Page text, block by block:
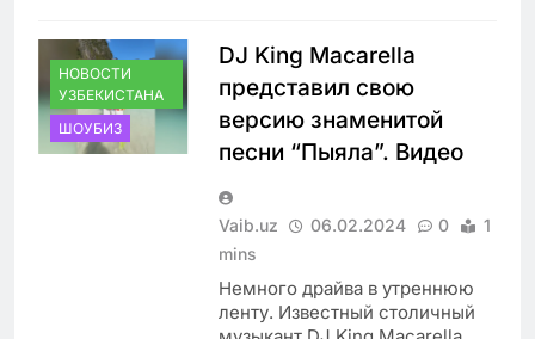
НОВОСТИ
УЗБЕКИСТАНА
ШОУБИЗ
DJ King Maсarella
представил свою
версию знаменитой
песни “Пыяла”. Видео
Vaib.uz 06.02.2024 0
1
mins
Немного драйва в утреннюю
ленту. Известный столичный